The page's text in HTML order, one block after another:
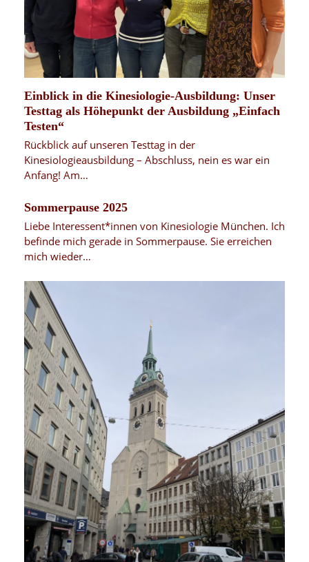
Einblick in die Kinesiologie-Ausbildung: Unser
Testtag als Höhepunkt der Ausbildung „Einfach
Testen“
Rückblick auf unseren Testtag in der
Kinesiologieausbildung – Abschluss, nein es war ein
Anfang! Am…
Sommerpause 2025
Liebe Interessent*innen von Kinesiologie München. Ich
befinde mich gerade in Sommerpause. Sie erreichen
mich wieder…